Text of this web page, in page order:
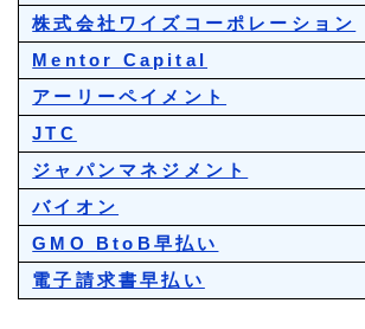
株式会社ワイズコーポレーション
Mentor Capital
アーリーペイメント
JTC
ジャパンマネジメント
バイオン
GMO BtoB早払い
電子請求書早払い